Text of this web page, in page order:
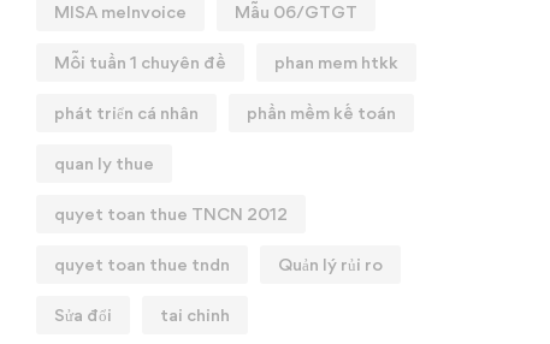
MISA meInvoice Mẫu 06/GTGT
Mỗi tuần 1 chuyên đề phan mem htkk
phát triển cá nhân phần mềm kế toán
quan ly thue
quyet toan thue TNCN 2012
quyet toan thue tndn Quản lý rủi ro
Sửa đổi tai chinh